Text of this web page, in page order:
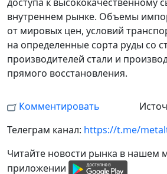
внутреннем рынке. Объемы
от мировых цен, условий
на определенные сорта руды со
производителей стали и
прямого восстановления.
Комментировать
Телеграм канал: https://t.me/
Читайте новости рынка в нашем
приложении